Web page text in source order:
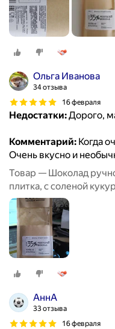
Ольга Иванова
34 отзыва
16 февраля
Недостатки:Дорого,
Комментарий: Когда
Очень вкусно и
Товар — Шоколад
плитка, с соленой
АннА
33 отзыва
16 февраля